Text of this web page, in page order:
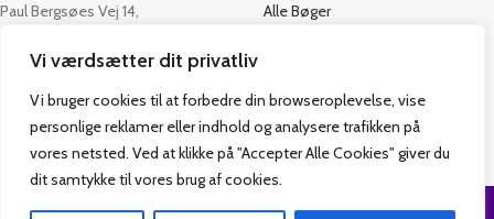
Vi værdsætter dit privatliv
Vi bruger cookies til at forbedre din browseroplevelse, vise
personlige reklamer eller indhold og analysere trafikken på
vores netsted. Ved at klikke på "Accepter Alle Cookies" giver du
dit samtykke til vores brug af cookies.
Paul Bergsøes Vej 14,
CVR: 42813915
admin@vakifforlag.dk
+45 26 24 2354
Alle Bøger
Kontakt